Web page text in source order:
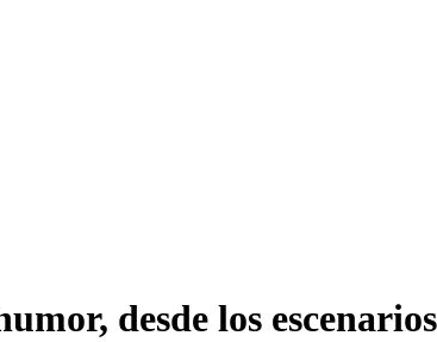
desde los escenarios